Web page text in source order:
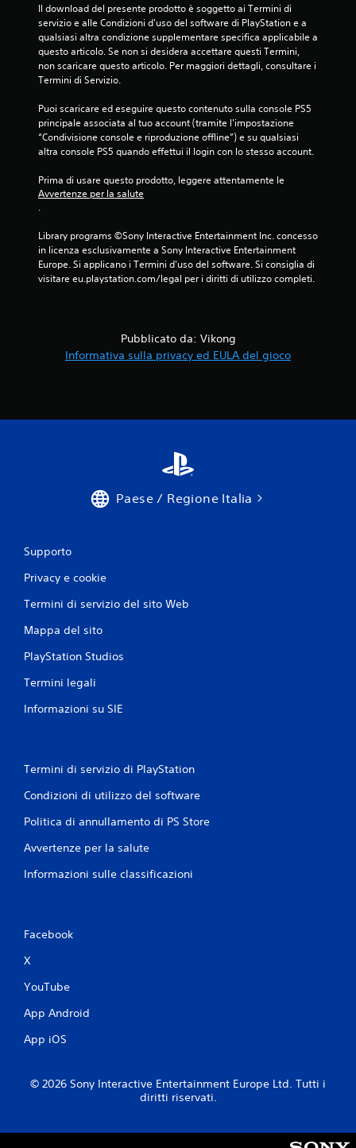
Il download del presente prodotto è soggetto ai Termini di
servizio e alle Condizioni d'uso del software di PlayStation e a
qualsiasi altra condizione supplementare specifica applicabile a
questo articolo. Se non si desidera accettare questi Termini,
non scaricare questo articolo. Per maggiori dettagli, consultare i
Termini di Servizio.
Puoi scaricare ed eseguire questo contenuto sulla console PS5
principale associata al tuo account (tramite l'impostazione
“Condivisione console e riproduzione offline”) e su qualsiasi
altra console PS5 quando effettui il login con lo stesso account.
Prima di usare questo prodotto, leggere attentamente le
Avvertenze per la salute
.
Library programs ©Sony Interactive Entertainment Inc. concesso
in licenza esclusivamente a Sony Interactive Entertainment
Europe. Si applicano i Termini d'uso del software. Si consiglia di
visitare eu.playstation.com/legal per i diritti di utilizzo completi.
Pubblicato da: Vikong
Informativa sulla privacy ed EULA del gioco
Paese / Regione Italia
Supporto
Privacy e cookie
Termini di servizio del sito Web
Mappa del sito
PlayStation Studios
Termini legali
Informazioni su SIE
Termini di servizio di PlayStation
Condizioni di utilizzo del software
Politica di annullamento di PS Store
Avvertenze per la salute
Informazioni sulle classificazioni
Facebook
X
YouTube
App Android
App iOS
© 2026 Sony Interactive Entertainment Europe Ltd. Tutti i
diritti riservati.